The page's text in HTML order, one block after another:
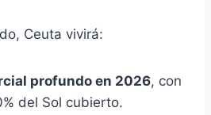
Ceuta vivirá:
profundo en 2026, con
del Sol cubierto.